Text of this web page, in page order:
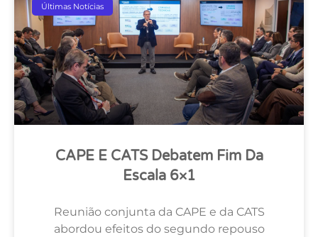
Últimas Notícias
CAPE E CATS Debatem Fim Da
Escala 6×1
Reunião conjunta da CAPE e da CATS
abordou efeitos do segundo repouso